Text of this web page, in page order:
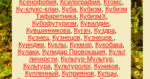
Ксенофобия Ксилография Ктомс
Ку-клукс-клан, Куба, Кубизм
Кубизм
Тифаретника, КубизмХ,
Кубофутуризм
Кувалдин
Кувшинникова Кугач Куздра
Кузнец, Кузнецов, Кузнецов.
Куинджи Куклы Кукмор Кукобака
Кулаки, Кулидар Провокация, Культ
личности, Культур-Мультур,
Культура, Культуролог, Куников,
Купленный, Куприянов, Купцы,